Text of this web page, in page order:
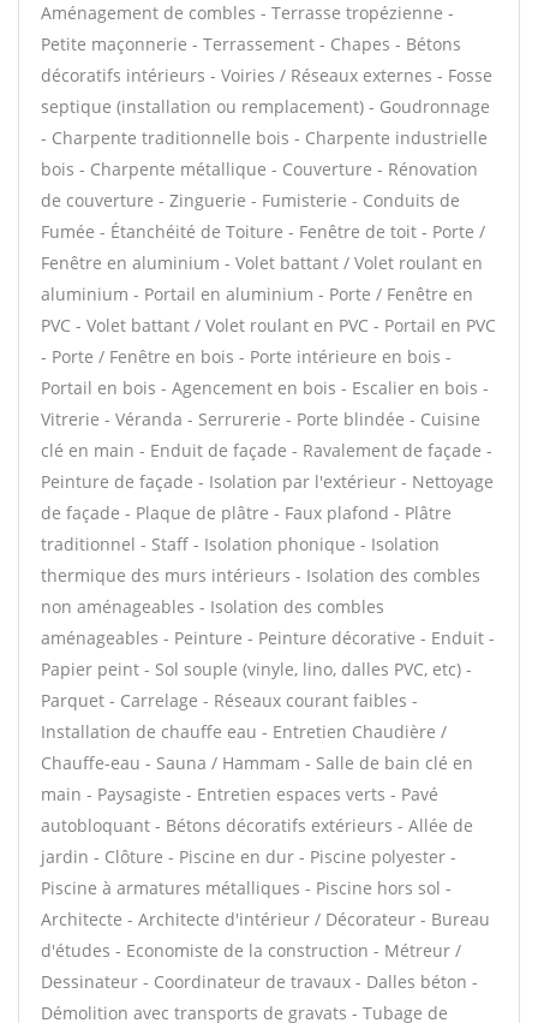
Aménagement de combles - Terrasse tropézienne -
Petite maçonnerie - Terrassement - Chapes - Bétons
décoratifs intérieurs - Voiries / Réseaux externes - Fosse
septique (installation ou remplacement) - Goudronnage
- Charpente traditionnelle bois - Charpente industrielle
bois - Charpente métallique - Couverture - Rénovation
de couverture - Zinguerie - Fumisterie - Conduits de
Fumée - Étanchéité de Toiture - Fenêtre de toit - Porte /
Fenêtre en aluminium - Volet battant / Volet roulant en
aluminium - Portail en aluminium - Porte / Fenêtre en
PVC - Volet battant / Volet roulant en PVC - Portail en PVC
- Porte / Fenêtre en bois - Porte intérieure en bois -
Portail en bois - Agencement en bois - Escalier en bois -
Vitrerie - Véranda - Serrurerie - Porte blindée - Cuisine
clé en main - Enduit de façade - Ravalement de façade -
Peinture de façade - Isolation par l'extérieur - Nettoyage
de façade - Plaque de plâtre - Faux plafond - Plâtre
traditionnel - Staff - Isolation phonique - Isolation
thermique des murs intérieurs - Isolation des combles
non aménageables - Isolation des combles
aménageables - Peinture - Peinture décorative - Enduit -
Papier peint - Sol souple (vinyle, lino, dalles PVC, etc) -
Parquet - Carrelage - Réseaux courant faibles -
Installation de chauffe eau - Entretien Chaudière /
Chauffe-eau - Sauna / Hammam - Salle de bain clé en
main - Paysagiste - Entretien espaces verts - Pavé
autobloquant - Bétons décoratifs extérieurs - Allée de
jardin - Clôture - Piscine en dur - Piscine polyester -
Piscine à armatures métalliques - Piscine hors sol -
Architecte - Architecte d'intérieur / Décorateur - Bureau
d'études - Economiste de la construction - Métreur /
Dessinateur - Coordinateur de travaux - Dalles béton -
Démolition avec transports de gravats - Tubage de